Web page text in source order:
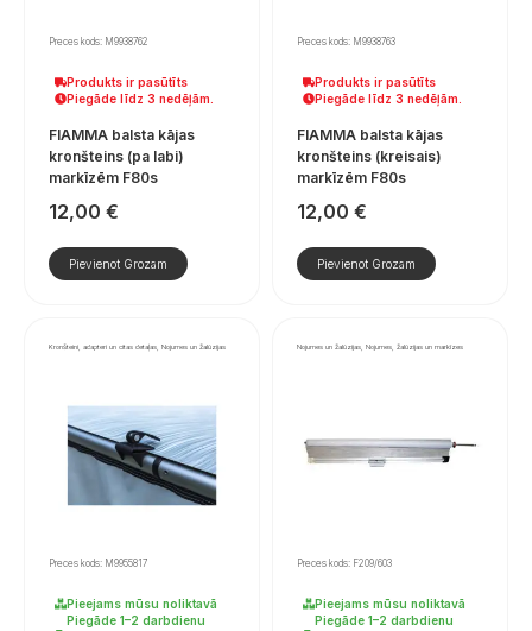
Preces kods: M9938762
Produkts ir pasūtīts
Piegāde līdz 3 nedēļām.
FIAMMA balsta kājas
kronšteins (pa labi)
markīzēm F80s
12,00 €
Pievienot Grozam
Preces kods: M9938763
Produkts ir pasūtīts
Piegāde līdz 3 nedēļām.
FIAMMA balsta kājas
kronšteins (kreisais)
markīzēm F80s
12,00 €
Pievienot Grozam
Kronšteini, adapteri un citas detaļas, Nojumes un žalūzijas
Preces kods: M9955817
Pieejams mūsu noliktavā
Piegāde 1–2 darbdienu
Nojumes un žalūzijas, Nojumes, žalūzijas un markīzes
Preces kods: F209/603
Pieejams mūsu noliktavā
Piegāde 1–2 darbdienu